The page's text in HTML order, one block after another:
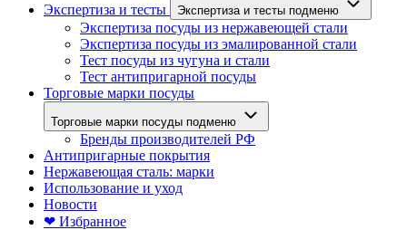
Экспертиза и тесты
Экспертиза и тесты подменю
Экспертиза посуды из нержавеющей стали
Экспертиза посуды из эмалированной стали
Тест посуды из чугуна и стали
Тест антипригарной посуды
Торговые марки посуды
Торговые марки посуды подменю
Бренды производителей РФ
Антипригарные покрытия
Нержавеющая сталь: марки
Использование и уход
Новости
❤ Избранное